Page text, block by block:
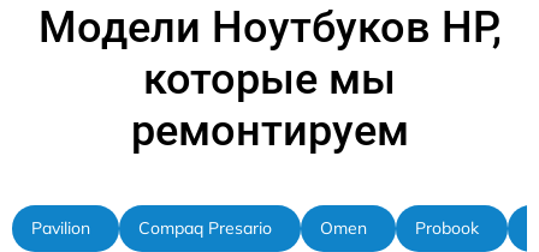
Модели Ноутбуков HP,
которые мы
ремонтируем
Pavilion Compaq Presario Omen Probook